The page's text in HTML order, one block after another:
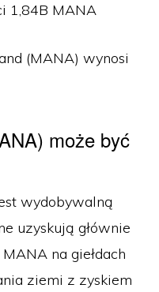
1,84B MANA
(MANA) wynosi
może być
wydobywalną
uzyskują głównie
na giełdach
ziemi z zyskiem